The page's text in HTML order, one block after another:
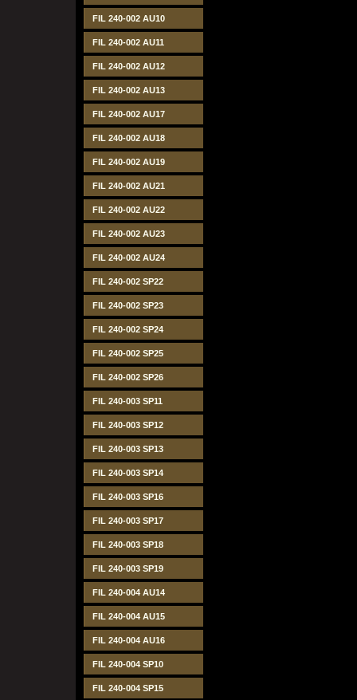
FIL 240-002 AU10
FIL 240-002 AU11
FIL 240-002 AU12
FIL 240-002 AU13
FIL 240-002 AU17
FIL 240-002 AU18
FIL 240-002 AU19
FIL 240-002 AU21
FIL 240-002 AU22
FIL 240-002 AU23
FIL 240-002 AU24
FIL 240-002 SP22
FIL 240-002 SP23
FIL 240-002 SP24
FIL 240-002 SP25
FIL 240-002 SP26
FIL 240-003 SP11
FIL 240-003 SP12
FIL 240-003 SP13
FIL 240-003 SP14
FIL 240-003 SP16
FIL 240-003 SP17
FIL 240-003 SP18
FIL 240-003 SP19
FIL 240-004 AU14
FIL 240-004 AU15
FIL 240-004 AU16
FIL 240-004 SP10
FIL 240-004 SP15